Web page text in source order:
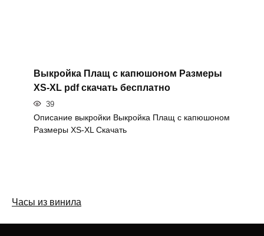
Выкройка Плащ с капюшоном Размеры
XS-XL pdf скачать бесплатно
39
Описание выкройки Выкройка Плащ с капюшоном
Размеры XS-XL Скачать
Часы из винила